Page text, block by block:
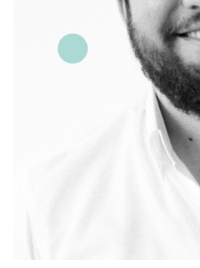
Parcours pro :
3 ans
Développeur chez
Échanger